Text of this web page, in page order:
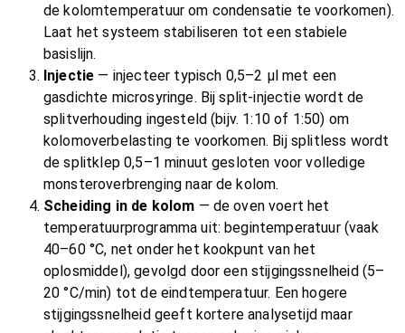
de kolomtemperatuur om condensatie te voorkomen).
Laat het systeem stabiliseren tot een stabiele
basislijn.
Injectie — injecteer typisch 0,5–2 μl met een
gasdichte microsyringe. Bij split-injectie wordt de
splitverhouding ingesteld (bijv. 1:10 of 1:50) om
kolomoverbelasting te voorkomen. Bij splitless wordt
de splitklep 0,5–1 minuut gesloten voor volledige
monsteroverbrenging naar de kolom.
Scheiding in de kolom — de oven voert het
temperatuurprogramma uit: begintemperatuur (vaak
40–60 °C, net onder het kookpunt van het
oplosmiddel), gevolgd door een stijgingssnelheid (5–
20 °C/min) tot de eindtemperatuur. Een hogere
stijgingssnelheid geeft kortere analysetijd maar